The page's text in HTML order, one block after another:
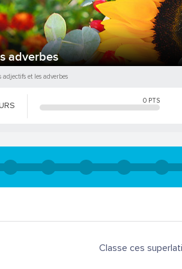
adverbes
et les adverbes
0 PTS
Classe ces